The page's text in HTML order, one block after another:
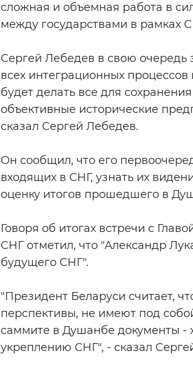
сложная и объемная работа в
между государствами в рамках
Сергей Лебедев в свою очередь
всех интеграционных
будет делать все для
объективные исторические
сказал Сергей Лебедев.
Он сообщил, что его
входящих в СНГ, узнать их
оценку итогов прошедшего в
Говоря об итогах встречи с
СНГ отметил, что "Александр
будущего СНГ".
"Президент Беларуси считает,
перспективы, не имеют под
саммите в Душанбе документы -
укреплению СНГ", - сказал